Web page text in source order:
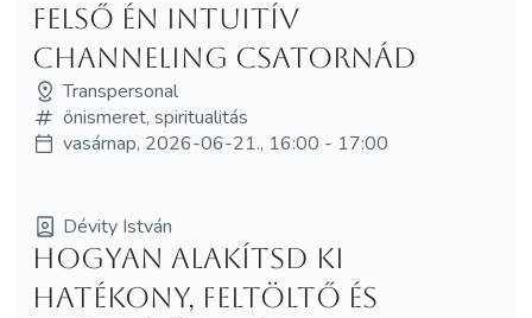
felső Én intuitív
channeling csatornád
Transpersonal
önismeret, spiritualitás
vasárnap, 2026-06-21., 16:00 - 17:00
Dévity István
Hogyan alakítsd ki
hatékony, feltöltő és